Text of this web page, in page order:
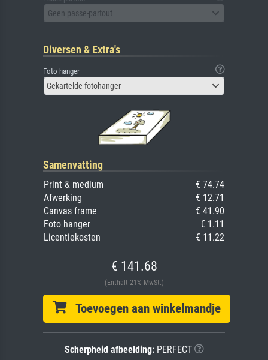
Geen passe-partout
Diversen & Extra's
Foto hanger
Gekartelde fotohanger
Samenvatting
Print & medium
€ 74.74
Afwerking
€ 12.71
Canvas frame
€ 41.90
Foto hanger
€ 1.11
Licentiekosten
€ 11.22
€ 141.68
(Enthält 21% MwSt.)
Toevoegen aan winkelmandje
Scherpheid afbeelding:PERFECT